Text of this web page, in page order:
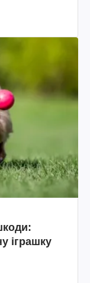
іграшку